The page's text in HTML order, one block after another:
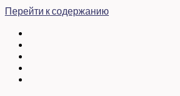
Перейти к содержанию